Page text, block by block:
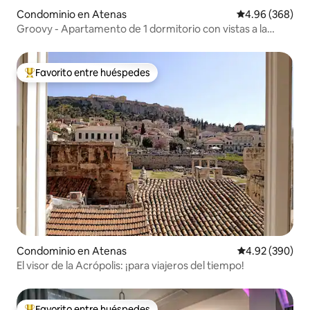
Condominio en Atenas Calificación
4.96 (368)
Groovy - Apartamento de 1 dormitorio con vistas a la
De los mejores en Favorito entre huéspedes
Favorito entre huéspedes
Condominio en Atenas Calificación
4.92 (390)
El visor de la Acrópolis: ¡para viajeros del tiempo!